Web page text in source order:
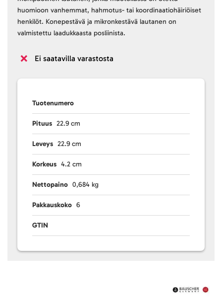
huomioon vanhemmat, hahmotus- tai koordinaatiohäiriöiset
henkilöt. Konepestävä ja mikronkestävä lautanen on
valmistettu laadukkaasta posliinista.
Ei saatavilla varastosta
Tuotenumero
Pituus 22.9 cm
Leveys 22.9 cm
Korkeus 4.2 cm
Nettopaino 0,684 kg
Pakkauskoko 6
GTIN